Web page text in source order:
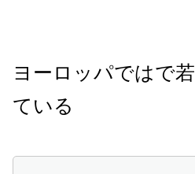
ヨーロッパではで
ている